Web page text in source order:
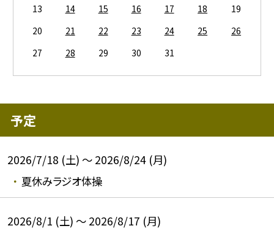
13
14 15 16 17 18
19
20
21 22 23 24 25
26
27
28 29 30 31
予定
2026/7/18 (土) ～ 2026/8/24 (月)
夏休みラジオ体操
2026/8/1 (土) ～ 2026/8/17 (月)